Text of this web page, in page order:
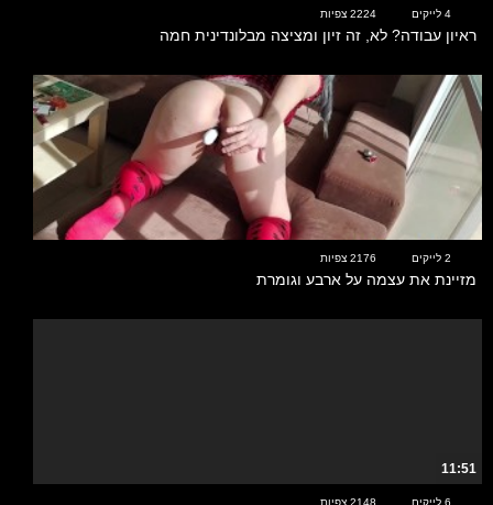
4 לייקים 2224 צפיות
ראיון עבודה? לא, זה זיון ומציצה מבלונדינית חמה
00:36
2 לייקים 2176 צפיות
מזיינת את עצמה על ארבע וגומרת
11:51
6 לייקים 2148 צפיות